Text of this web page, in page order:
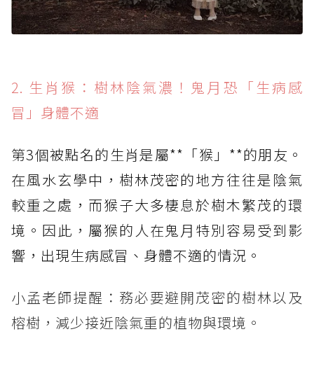
2. 生肖猴：樹林陰氣濃！鬼月恐「生病感
冒」身體不適
第3個被點名的生肖是屬**「猴」**的朋友。
在風水玄學中，樹林茂密的地方往往是陰氣
較重之處，而猴子大多棲息於樹木繁茂的環
境。因此，屬猴的人在鬼月特別容易受到影
響，出現生病感冒、身體不適的情況。
小孟老師提醒：務必要避開茂密的樹林以及
榕樹，減少接近陰氣重的植物與環境。